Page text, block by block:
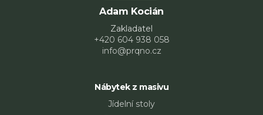
Adam Kocián
Zakladatel
+420 604 938 058
info@prqno.cz
Nábytek z masivu
Jídelní stoly